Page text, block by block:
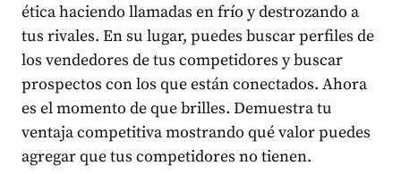
ética haciendo llamadas en frío y destrozando a
tus rivales. En su lugar, puedes buscar perfiles de
los vendedores de tus competidores y buscar
prospectos con los que están conectados. Ahora
es el momento de que brilles. Demuestra tu
ventaja competitiva mostrando qué valor puedes
agregar que tus competidores no tienen.